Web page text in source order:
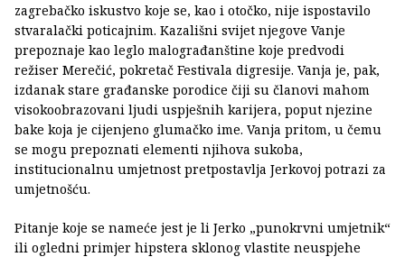
zagrebačko iskustvo koje se, kao i otočko, nije ispostavilo
stvaralački poticajnim. Kazališni svijet njegove Vanje
prepoznaje kao leglo malograđanštine koje predvodi
režiser Merečić, pokretač Festivala digresije. Vanja je, pak,
izdanak stare građanske porodice čiji su članovi mahom
visokoobrazovani ljudi uspješnih karijera, poput njezine
bake koja je cijenjeno glumačko ime. Vanja pritom, u čemu
se mogu prepoznati elementi njihova sukoba,
institucionalnu umjetnost pretpostavlja Jerkovoj potrazi za
umjetnošću.
Pitanje koje se nameće jest je li Jerko „punokrvni umjetnik“
ili ogledni primjer hipstera sklonog vlastite neuspjehe